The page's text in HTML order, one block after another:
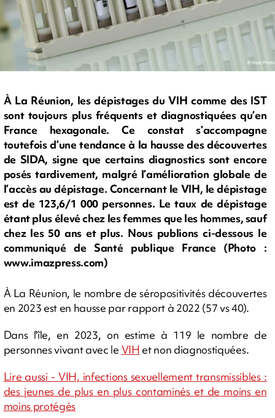
À La Réunion, les dépistages du VIH comme des IST
sont toujours plus fréquents et diagnostiquées qu’en
France hexagonale. Ce constat s’accompagne
toutefois d’une tendance à la hausse des découvertes
de SIDA, signe que certains diagnostics sont encore
posés tardivement, malgré l’amélioration globale de
l’accès au dépistage. Concernant le VIH, le dépistage
est de 123,6/1 000 personnes. Le taux de dépistage
étant plus élevé chez les femmes que les hommes, sauf
chez les 50 ans et plus. Nous publions ci-dessous le
communiqué de Santé publique France (Photo :
www.imazpress.com)
À La Réunion, le nombre de séropositivités découvertes
en 2023 est en hausse par rapport à 2022 (57 vs 40).
Dans l'île, en 2023, on estime à 119 le nombre de
personnes vivant avec le VIH et non diagnostiquées.
Lire aussi - VIH, infections sexuellement transmissibles :
des jeunes de plus en plus contaminés et de moins en
moins protégés